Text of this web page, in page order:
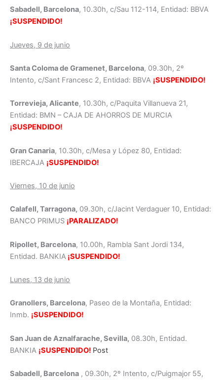
Sabadell, Barcelona, 10.30h, c/Sau 112-114, Entidad: BBVA
¡SUSPENDIDO!
Jueves, 9 de junio
Santa Coloma de Gramenet, Barcelona, 09.30h, 2º
Intento, c/Sant Francesc 2, Entidad: BBVA ¡SUSPENDIDO!
Torrevieja, Alicante, 10.30h, c/Paquita Villanueva 21,
Entidad: BMN – CAJA DE AHORROS DE MURCIA
¡SUSPENDIDO!
Gran Canaria, 10.30h, c/Mesa y López 80, Entidad:
IBERCAJA ¡SUSPENDIDO!
Viernes, 10 de junio
Calafell, Tarragona, 09.30h, c/Jacint Verdaguer 10, Entidad:
BANCO PRIMUS ¡PARALIZADO!
Ripollet, Barcelona, 10.00h, Rambla Sant Jordi 134,
Entidad. BANKIA ¡SUSPENDIDO!
Lunes, 13 de junio
Granollers, Barcelona, Paseo de la Montaña, Entidad:
Inmb. ¡SUSPENDIDO!
San Juan de Aznalfarache, Sevilla, 08.30h, Entidad.
BANKIA ¡SUSPENDIDO! Post
Sabadell, Barcelona , 09.30h, 2º Intento, c/Puigmajor 55,